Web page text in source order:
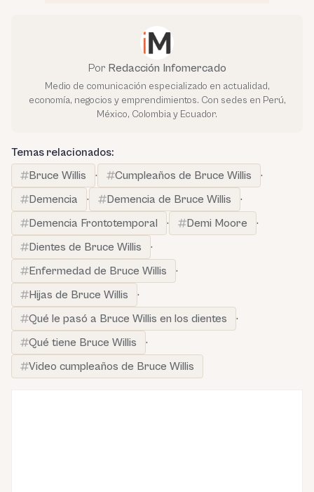
Por Redacción Infomercado
Medio de comunicación especializado en actualidad,
economía, negocios y emprendimientos. Con sedes en Perú,
México, Colombia y Ecuador.
Temas relacionados:
Bruce Willis
· Cumpleaños de Bruce Willis
·
Demencia
· Demencia de Bruce Willis
·
Demencia Frontotemporal
· Demi Moore
·
Dientes de Bruce Willis
·
Enfermedad de Bruce Willis
·
Hijas de Bruce Willis
·
Qué le pasó a Bruce Willis en los dientes
·
Qué tiene Bruce Willis
·
Video cumpleaños de Bruce Willis